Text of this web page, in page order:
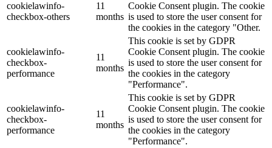
cookielawinfo-
checkbox-others
11
months
Cookie Consent plugin. The cookie
is used to store the user consent for
the cookies in the category "Other.
cookielawinfo-
checkbox-
performance
11
months
This cookie is set by GDPR
Cookie Consent plugin. The cookie
is used to store the user consent for
the cookies in the category
"Performance".
cookielawinfo-
checkbox-
performance
11
months
This cookie is set by GDPR
Cookie Consent plugin. The cookie
is used to store the user consent for
the cookies in the category
"Performance".